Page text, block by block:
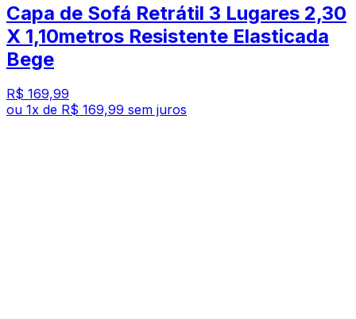
Capa de Sofá Retrátil 3 Lugares 2,30
X 1,10metros Resistente Elasticada
Bege
R$ 169,99
ou 1x de R$ 169,99 sem juros